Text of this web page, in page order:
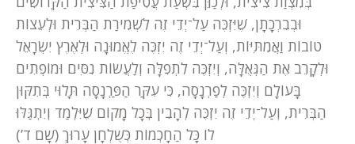
וּבְבִרְכָתָן, שֶׁיִּזְכֶּה עַל־יְדֵי זֶה לִשְׁמִירַת הַבְּרִית וּלְעֵצוֹת
טוֹבוֹת וַאֲמִתִּיּוֹת, וְעַל־יְדֵי זֶה יִזְכֶּה לֶאֱמוּנָה וּלְאֶרֶץ יִשְׂרָאֵל
וּלְקָרֵב אֶת הַגְּאֻלָּה, וְיִזְכֶּה לִתְפִלָּה וְלַעֲשׂוֹת נִסִּים וּמוֹפְתִים
בָּעוֹלָם וְיִזְכֶּה לְפַרְנָסָה, כִּי עִקַּר הַפַּרְנָסָה תָּלוּי בְּתִקּוּן
הַבְּרִית, וְעַל־יְדֵי זֶה יִזְכֶּה לְהָבִין בְּכָל מָקוֹם שֶׁיִּלְמַד וְיִתְגַּלּוּ
לוֹ כָּל הַחָכְמוֹת כְּשֻׁלְחָן עָרוּךְ (שָׁם ד’)